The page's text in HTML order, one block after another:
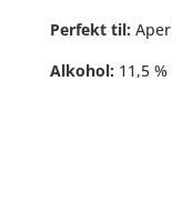
Perfekt til:
Alkohol: 11,5 %